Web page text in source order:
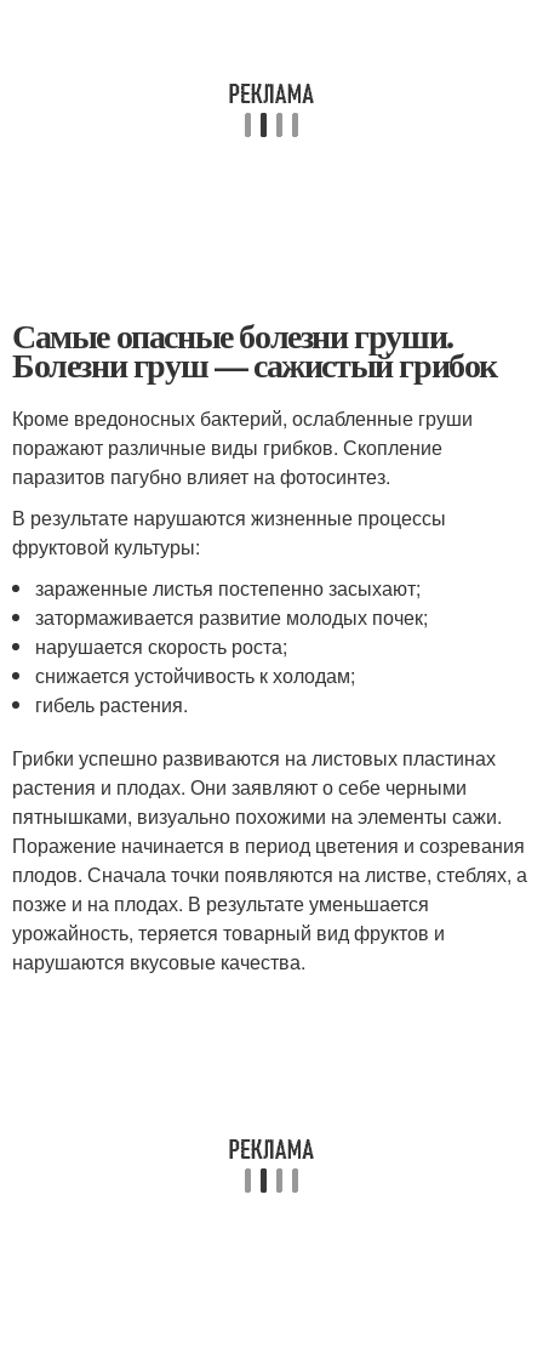
Самые опасные болезни груши.
Болезни груш — сажистый грибок
Кроме вредоносных бактерий, ослабленные груши
поражают различные виды грибков. Скопление
паразитов пагубно влияет на фотосинтез.
В результате нарушаются жизненные процессы
фруктовой культуры:
зараженные листья постепенно засыхают;
затормаживается развитие молодых почек;
нарушается скорость роста;
снижается устойчивость к холодам;
гибель растения.
Грибки успешно развиваются на листовых пластинах
растения и плодах. Они заявляют о себе черными
пятнышками, визуально похожими на элементы сажи.
Поражение начинается в период цветения и созревания
плодов. Сначала точки появляются на листве, стеблях, а
позже и на плодах. В результате уменьшается
урожайность, теряется товарный вид фруктов и
нарушаются вкусовые качества.